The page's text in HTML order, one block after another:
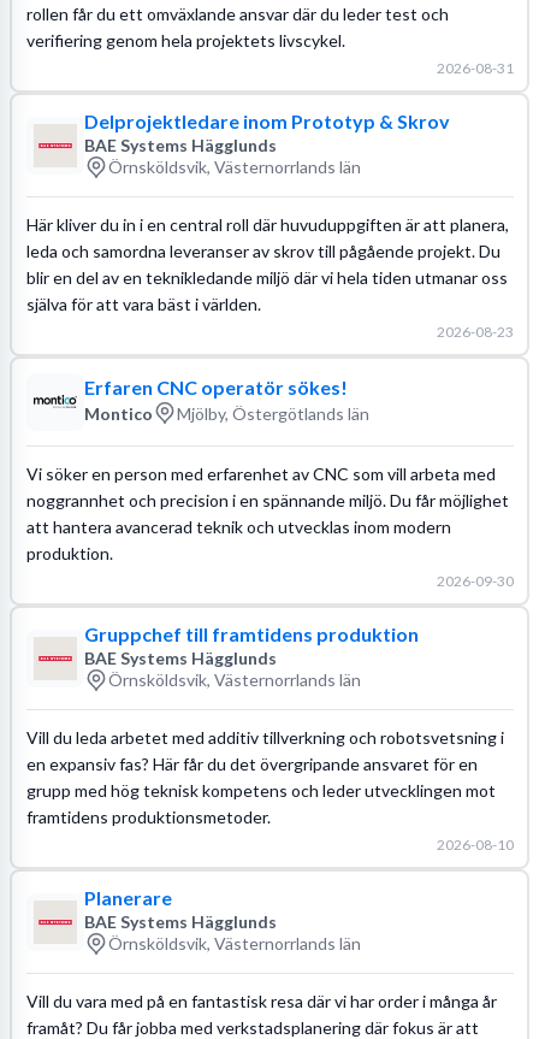
rollen får du ett omväxlande ansvar där du leder test och
verifiering genom hela projektets livscykel.
2026-08-31
Delprojektledare inom Prototyp & Skrov
BAE Systems Hägglunds
Örnsköldsvik, Västernorrlands län
Här kliver du in i en central roll där huvuduppgiften är att planera,
leda och samordna leveranser av skrov till pågående projekt. Du
blir en del av en teknikledande miljö där vi hela tiden utmanar oss
själva för att vara bäst i världen.
2026-08-23
Erfaren CNC operatör sökes!
Montico Mjölby, Östergötlands län
Vi söker en person med erfarenhet av CNC som vill arbeta med
noggrannhet och precision i en spännande miljö. Du får möjlighet
att hantera avancerad teknik och utvecklas inom modern
produktion.
2026-09-30
Gruppchef till framtidens produktion
BAE Systems Hägglunds
Örnsköldsvik, Västernorrlands län
Vill du leda arbetet med additiv tillverkning och robotsvetsning i
en expansiv fas? Här får du det övergripande ansvaret för en
grupp med hög teknisk kompetens och leder utvecklingen mot
framtidens produktionsmetoder.
2026-08-10
Planerare
BAE Systems Hägglunds
Örnsköldsvik, Västernorrlands län
Vill du vara med på en fantastisk resa där vi har order i många år
framåt? Du får jobba med verkstadsplanering där fokus är att